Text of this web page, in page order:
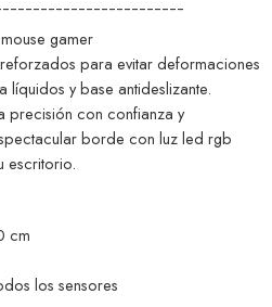
gamer
para evitar deformaciones
líquidos y base antideslizante.
precisión con confianza y
borde con luz led rgb
escritorio.
cm
los sensores